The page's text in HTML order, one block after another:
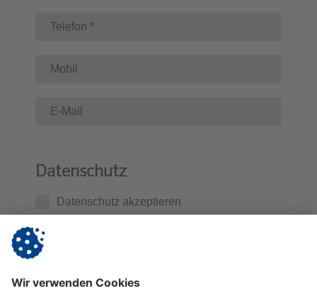
Datenschutz
Datenschutz akzeptieren
Ich habe die
genommen. Ich stimme zu, dass die von mir
übermittelten Daten zur Kontaktaufnahme und für